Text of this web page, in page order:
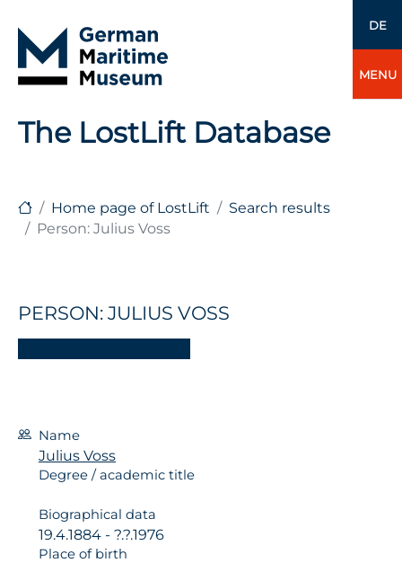
DE
MENU
The LostLift Database
Home page of LostLift
Search results
Person: Julius Voss
PERSON: JULIUS VOSS
Name
Julius Voss
Degree / academic title
Biographical data
19.4.1884 - ?.?.1976
Place of birth